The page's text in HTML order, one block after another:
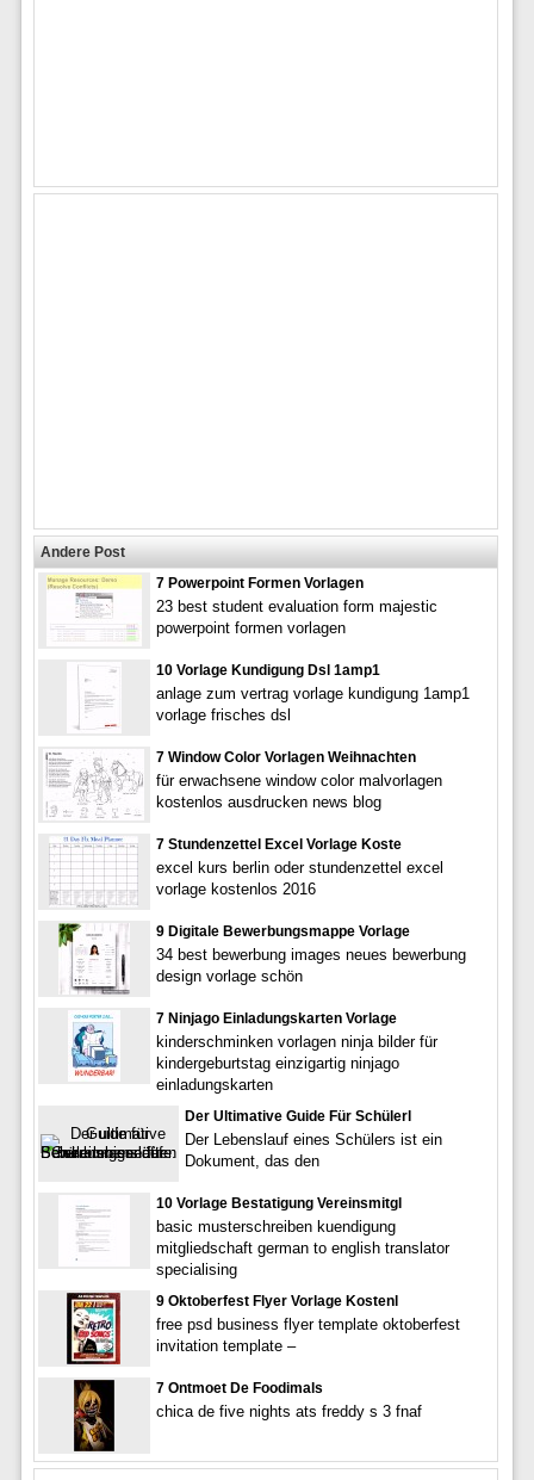
Andere Post
7 Powerpoint Formen Vorlagen
23 best student evaluation form majestic
powerpoint formen vorlagen
10 Vorlage Kundigung Dsl 1amp1
anlage zum vertrag vorlage kundigung 1amp1
vorlage frisches dsl
7 Window Color Vorlagen Weihnachten
für erwachsene window color malvorlagen
kostenlos ausdrucken news blog
7 Stundenzettel Excel Vorlage Koste
excel kurs berlin oder stundenzettel excel
vorlage kostenlos 2016
9 Digitale Bewerbungsmappe Vorlage
34 best bewerbung images neues bewerbung
design vorlage schön
7 Ninjago Einladungskarten Vorlage
kinderschminken vorlagen ninja bilder für
kindergeburtstag einzigartig ninjago
einladungskarten
Der Ultimative Guide Für Schülerl
Der Lebenslauf eines Schülers ist ein
Dokument, das den
10 Vorlage Bestatigung Vereinsmitgl
basic musterschreiben kuendigung
mitgliedschaft german to english translator
specialising
9 Oktoberfest Flyer Vorlage Kostenl
free psd business flyer template oktoberfest
invitation template –
7 Ontmoet De Foodimals
chica de five nights ats freddy s 3 fnaf